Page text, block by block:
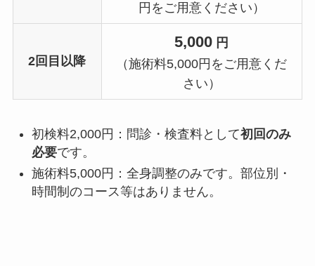
円をご用意ください）
2回目以降
5,000 円
（施術料5,000円をご用意くだ
さい）
初検料2,000円：問診・検査料として初回のみ
必要です。
施術料5,000円：全身調整のみです。部位別・
時間制のコース等はありません。